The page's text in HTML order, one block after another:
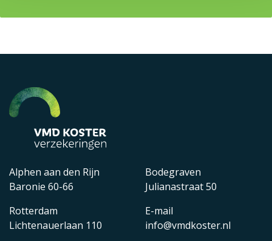
Alphen aan den Rijn
Baronie 60-66
Rotterdam
Lichtenauerlaan 110
Bodegraven
Julianastraat 50
E-mail
info@vmdkoster.nl